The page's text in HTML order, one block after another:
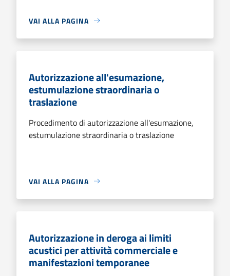
VAI ALLA PAGINA
Autorizzazione all'esumazione,
estumulazione straordinaria o
traslazione
Procedimento di autorizzazione all'esumazione,
estumulazione straordinaria o traslazione
VAI ALLA PAGINA
Autorizzazione in deroga ai limiti
acustici per attività commerciale e
manifestazioni temporanee